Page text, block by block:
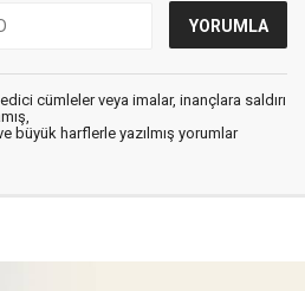
cümleler veya imalar, inançlara saldırı
büyük harflerle yazılmış yorumlar